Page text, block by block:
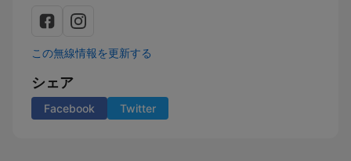
この無線情報を更新する
シェア
Facebook Twitter